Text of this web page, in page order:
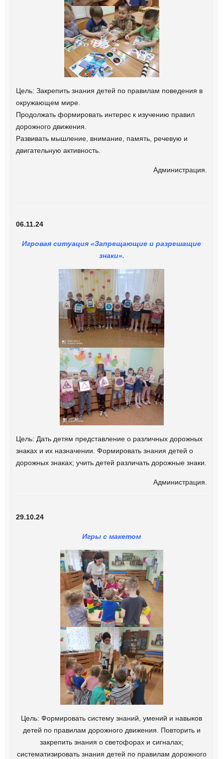
Цель: Закрепить знания детей по правилам поведения в
окружающем мире.
Продолжать формировать интерес к изучению правил
дорожного движения.
Развивать мышление, внимание, память, речевую и
двигательную активность.
Администрация.
06.11.24
Игровая ситуация «Запрещающие и разрешащие
знаки».
Цель: Дать детям представление о различных дорожных
знаках и их назначении. Формировать знания детей о
дорожных знаках; учить детей различать дорожные знаки.
Администрация.
29.10.24
Игры с макетом
Цель: Формировать систему знаний, умений и навыков
детей по правилам дорожного движения. Повторить и
закрепить знания о светофорах и сигналах;
систематизировать знания детей по правилам дорожного